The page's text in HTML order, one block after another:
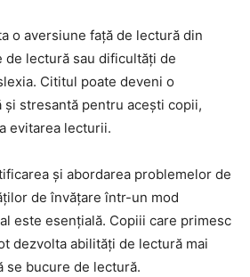
o aversiune față de lectură din
de lectură sau dificultăți de
Cititul poate deveni o
stresantă pentru acești copii,
evitarea lecturii.
și abordarea problemelor de
de învățare într-un mod
este esențială. Copiii care primesc
dezvolta abilități de lectură mai
se bucure de lectură.